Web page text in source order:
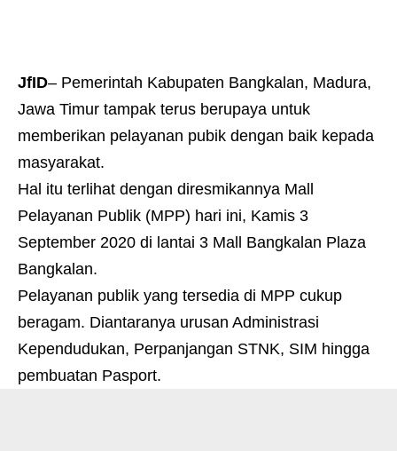
JfID– Pemerintah Kabupaten Bangkalan, Madura,
Jawa Timur tampak terus berupaya untuk
memberikan pelayanan pubik dengan baik kepada
masyarakat.
Hal itu terlihat dengan diresmikannya Mall
Pelayanan Publik (MPP) hari ini, Kamis 3
September 2020 di lantai 3 Mall Bangkalan Plaza
Bangkalan.
Pelayanan publik yang tersedia di MPP cukup
beragam. Diantaranya urusan Administrasi
Kependudukan, Perpanjangan STNK, SIM hingga
pembuatan Pasport.